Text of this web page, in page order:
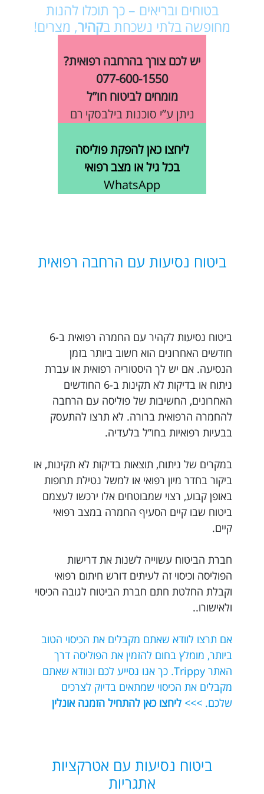
בטוחים ובריאים – כך תוכלו להנות
מחופשה בלתי נשכחת בקהיר, מצרים!
יש לכם צורך בהרחבה רפואית?
077-600-1550
מומחים לביטוח חו”ל
ניתן ע”י סוכנות בילבסקי רם
ליחצו כאן להפקת פוליסה
בכל גיל או מצב רפואי
WhatsApp
ביטוח נסיעות עם הרחבה רפואית
ביטוח נסיעות לקהיר עם החמרה רפואית ב-6
חודשים האחרונים הוא חשוב ביותר בזמן
הנסיעה. אם יש לך היסטוריה רפואית או עברת
ניתוח או בדיקות לא תקינות ב-6 החודשים
האחרונים, החשיבות של פוליסה עם הרחבה
להחמרה הרפואית ברורה. לא תרצו להתעסק
בבעיות רפואיות בחו”ל בלעדיה.
במקרים של ניתוח, תוצאות בדיקות לא תקינות, או
ביקור בחדר מיון רפואי או למשל נטילת תרופות
באופן קבוע, רצוי שמבוטחים אלו ירכשו לעצמם
ביטוח שבו קיים הסעיף החמרה במצב רפואי
קיים.
חברת הביטוח עשוייה לשנות את דרישות
הפוליסה וכיסוי זה לעיתים דורש חיתום רפואי
וקבלת החלטת חתם חברת הביטוח לגובה הכיסוי
ולאישורו..
אם תרצו לוודא שאתם מקבלים את הכיסוי הטוב
ביותר, מומלץ בחום להזמין את הפוליסה דרך
האתר Trippy. כך אנו נסייע לכם ונוודא שאתם
מקבלים את הכיסוי שמתאים בדיוק לצרכים
שלכם. >>> ליחצו כאן להתחיל הזמנה אונלין
ביטוח נסיעות עם אטרקציות
אתגריות